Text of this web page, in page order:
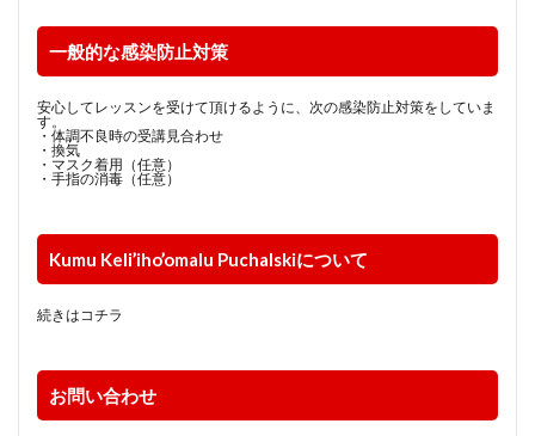
一般的な感染防止対策
安心してレッスンを受けて頂けるように、次の感染防止対策をしていま
す。
・体調不良時の受講見合わせ
・換気
・マスク着用（任意）
・手指の消毒（任意）
Kumu Keli’iho’omalu Puchalskiについて
続きはコチラ
お問い合わせ